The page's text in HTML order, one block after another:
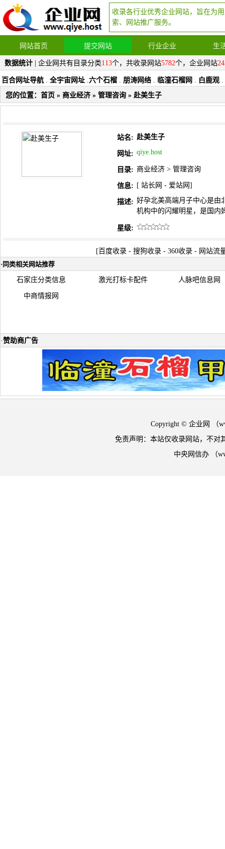
收录各行业优秀企业网站，旨在为
索、网站推广服务。
网站首页 提交网站 行业企业 生
数据统计 | 企业网共有目录分类113个，共收录网站5782个，企业网站
百合网址导航 . 全宇宙网址 .六个石榴 . 朋涛网络 . 临潼石榴网 . 白鹿观 .
您的位置： 首页 » 商业经济» 管理咨询 » 赴美生子
站名: 赴美生子
网址: qiye.host
目录: 商业经济 > 管理咨询
信息: [ 站长网 - 爱站网 ]
描述: 好孕北美高端月子中心是由
机构中的闪耀明星，是国内
星级:
[ 百度收录 - 搜狗收录 - 360收录 - 网站流
· 同类相关网站推荐
石家庄分类信息 激光打标卡配件 人脉吧信息网
中商情报网
·赞助商广告
Copyright © 企业网 （
免责声明：本站仅收录网站，不对
中央网信办 （